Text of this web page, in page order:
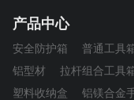
产品中心
安全防护箱 普通工具
铝型材
拉杆组合工具
塑料收纳盒
铝镁合金